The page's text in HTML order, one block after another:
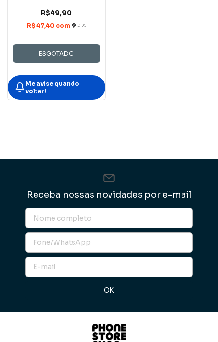
R$49,90
ESGOTADO
Me avise quando
voltar!
Receba nossas novidades por e-mail